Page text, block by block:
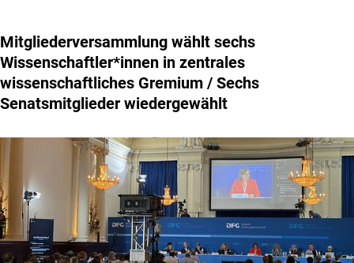
Mitgliederversammlung wählt sechs
Wissenschaftler*innen in zentrales
wissenschaftliches Gremium / Sechs
Senatsmitglieder wiedergewählt